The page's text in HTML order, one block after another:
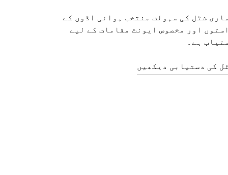
شٹل کی سہولت منتخب ہوائی اڈوں کے
اور مخصوص ایونٹ مقامات کے لیے
ہے۔
کی دستیابی دیکھیں